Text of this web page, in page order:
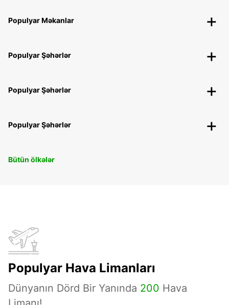
Populyar Məkanlar
Populyar Şəhərlər
Populyar Şəhərlər
Populyar Şəhərlər
Bütün ölkələr
Populyar Hava Limanları
Dünyanın Dörd Bir Yanında 200 Hava